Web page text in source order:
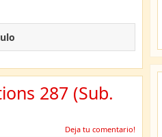
287 (Sub.
Deja tu comentario!